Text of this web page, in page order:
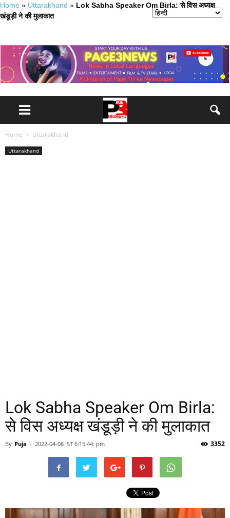
Home » Uttarakhand » Lok Sabha Speaker Om Birla: से विस अध्यक्ष
खंडूड़ी ने की मुलाकात
Home Uttarakhand
Uttarakhand
Lok Sabha Speaker Om Birla:
से विस अध्यक्ष खंडूड़ी ने की मुलाकात
By Puja - 2022-04-08 IST 6:15:44: pm 3352